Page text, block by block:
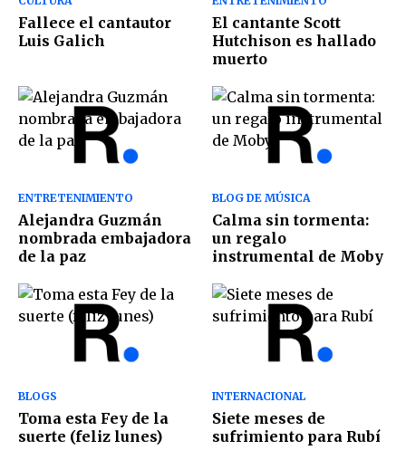
Fallece el cantautor
Luis Galich
El cantante Scott
Hutchison es hallado
muerto
ENTRETENIMIENTO
Alejandra Guzmán
nombrada embajadora
de la paz
BLOG DE MÚSICA
Calma sin tormenta:
un regalo
instrumental de Moby
BLOGS
Toma esta Fey de la
suerte (feliz lunes)
INTERNACIONAL
Siete meses de
sufrimiento para Rubí